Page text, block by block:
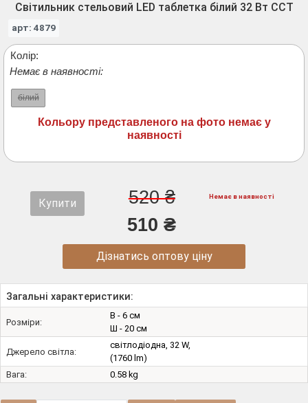
Світильник стельовий LED таблетка білий 32 Вт CCT
арт: 4879
Колір:
Немає в наявності:
білий
Кольору представленого на фото немає у
наявності
Купити
520 ₴
510 ₴
Немає в наявності
Дізнатись оптову ціну
Загальні характеристики:
Розміри:
В - 6 см
Ш - 20 см
Джерело світла:
світлодіодна, 32 W,
(1760 lm)
Вага:
0.58 kg